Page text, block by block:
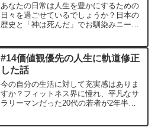
あなたの日常は人生を豊かにするための
日々を過ごせているでしょうか？日本の
歴史と「神は死んだ」でお馴染みニーチ
探ります。
#14価値観優先の人生に軌道修正
した話
今の自分の生活に対して充実感はありま
すか？フィットネス界に憧れ、平凡なサ
ラリーマンだった20代の若者が2年半で